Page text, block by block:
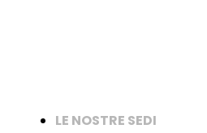
LE NOSTRE SEDI